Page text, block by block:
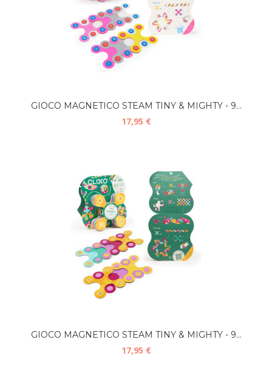
GIOCO MAGNETICO STEAM TINY & MIGHTY - 9...
17,95 €
GIOCO MAGNETICO STEAM TINY & MIGHTY - 9...
17,95 €